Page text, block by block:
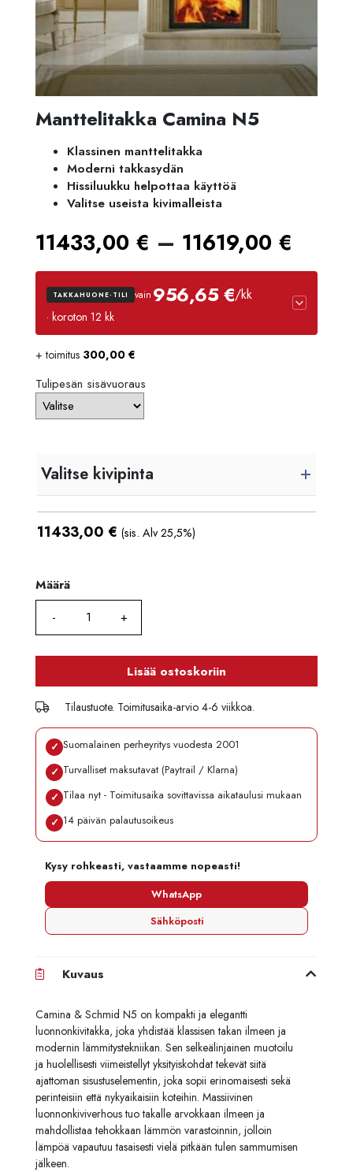
Manttelitakka Camina N5
Klassinen manttelitakka
Moderni takkasydän
Hissiluukku helpottaa käyttöä
Valitse useista kivimalleista
11433,00 € – 11619,00 €
-
TAKKAHUONE-TILI vain 956,65 €/kk
· koroton 12 kk
Luottoaika
Korko
Käsittelymaksu
+ toimitus 300,00 €
Tulipesän sisävuoraus
Valitse kivipinta
11433,00 € (sis. Alv 25,5%)
Määrä
Määrä
Lisää ostoskoriin
Tilaustuote. Toimitusaika-arvio 4-6 viikkoa.
✓ Suomalainen perheyritys vuodesta 2001
✓ Turvalliset maksutavat (Paytrail / Klarna)
✓ Tilaa nyt - Toimitusaika sovittavissa aikataulusi mukaan
✓ 14 päivän palautusoikeus
Kysy rohkeasti, vastaamme nopeasti!
WhatsApp
Sähköposti
Kuvaus
Camina & Schmid N5 on kompakti ja elegantti
luonnonkivitakka, joka yhdistää klassisen takan ilmeen ja
modernin lämmitystekniikan. Sen selkeälinjainen muotoilu
ja huolellisesti viimeistellyt yksityiskohdat tekevät siitä
ajattoman sisustuselementin, joka sopii erinomaisesti sekä
perinteisiin että nykyaikaisiin koteihin. Massiivinen
luonnonkiviverhous tuo takalle arvokkaan ilmeen ja
mahdollistaa tehokkaan lämmön varastoinnin, jolloin
lämpöä vapautuu tasaisesti vielä pitkään tulen sammumisen
jälkeen.